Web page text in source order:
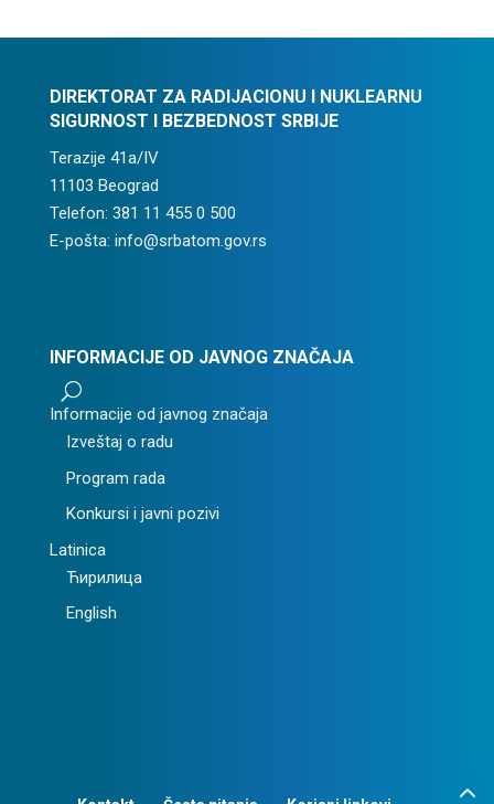
DIREKTORAT ZA RADIJACIONU I NUKLEARNU
SIGURNOST I BEZBEDNOST SRBIJE
Terazije 41a/IV
11103 Beograd
Telefon: 381 11 455 0 500
E-pošta: info@srbatom.gov.rs
INFORMACIJE OD JAVNOG ZNAČAJA
U
Informacije od javnog značaja
Izveštaj o radu
Program rada
Konkursi i javni pozivi
Latinica
Ћирилица
English